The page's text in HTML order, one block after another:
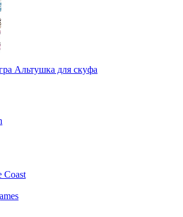
Альтушка для скуфа
Coast